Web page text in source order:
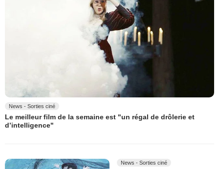
News - Sorties ciné
Le meilleur film de la semaine est "un régal de drôlerie et
d’intelligence"
News - Sorties ciné